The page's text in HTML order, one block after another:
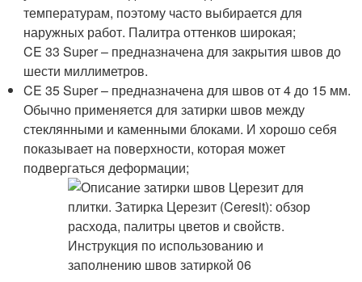
температурам, поэтому часто выбирается для
наружных работ. Палитра оттенков широкая;
CE 33 Super – предназначена для закрытия швов до
шести миллиметров.
CE 35 Super – предназначена для швов от 4 до 15 мм.
Обычно применяется для затирки швов между
стеклянными и каменными блоками. И хорошо себя
показывает на поверхности, которая может
подвергаться деформации;